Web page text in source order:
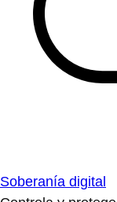
Soberanía digital